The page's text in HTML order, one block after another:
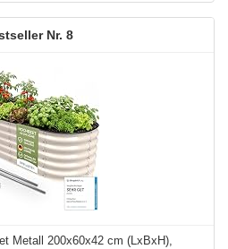
8
Metall 200x60x42 cm (LxBxH),